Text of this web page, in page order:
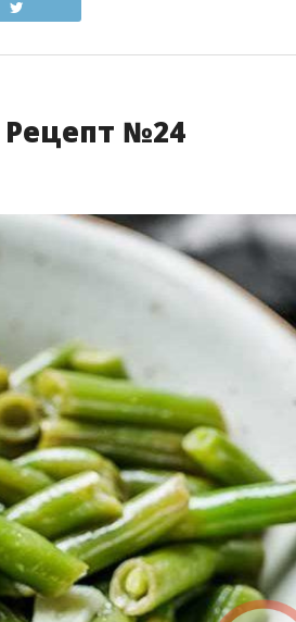
Рецепт №24